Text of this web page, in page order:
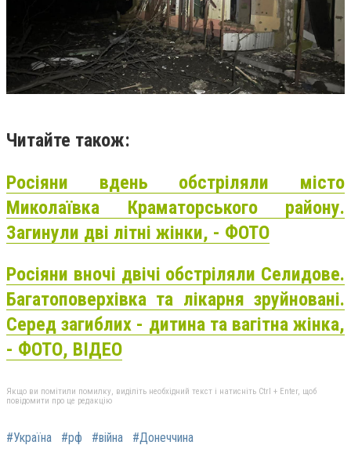
Читайте також:
Росіяни вдень обстріляли місто
Миколаївка Краматорського району.
Загинули дві літні жінки, - ФОТО
Росіяни вночі двічі обстріляли Селидове.
Багатоповерхівка та лікарня зруйновані.
Серед загиблих - дитина та вагітна жінка,
- ФОТО, ВІДЕО
Якщо ви помітили помилку, виділіть необхідний текст і натисніть Ctrl + Enter, щоб
повідомити про це редакцію
#Україна #рф #війна #Донеччина